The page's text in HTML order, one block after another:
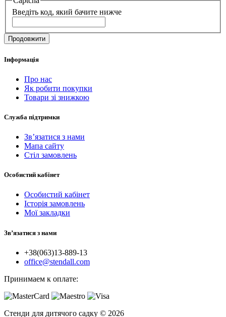
Введіть код, який бачите нижче
Продовжити
Інформація
Про нас
Як робити покупки
Товари зі знижкою
Служба підтримки
Зв’язатися з нами
Мапа сайту
Стіл замовлень
Особистий кабінет
Особистий кабінет
Історія замовлень
Мої закладки
Зв’язатися з нами
+38(063)13-889-13
office@stendall.com
Принимаем к оплате:
Стенди для дитячого садку © 2026